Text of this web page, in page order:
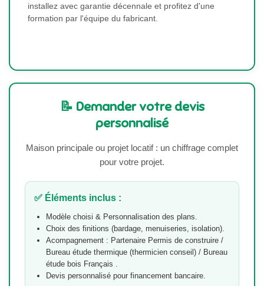
installez avec garantie décennale et profitez d'une
formation par l'équipe du fabricant.
📝 Demander votre devis
personnalisé
Maison principale ou projet locatif : un chiffrage complet
pour votre projet.
✅ Éléments inclus :
Modèle choisi & Personnalisation des plans.
Choix des finitions (bardage, menuiseries, isolation).
Acompagnement : Partenaire Permis de construire /
Bureau étude thermique (thermicien conseil) / Bureau
étude bois Français .
Devis personnalisé pour financement bancaire.